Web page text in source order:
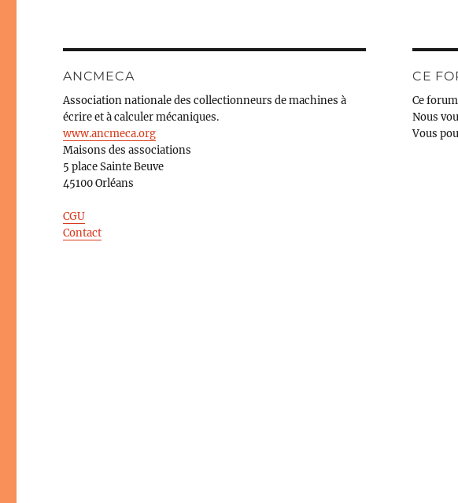
ANCMECA
Association nationale des collectionneurs de machines à
écrire et à calculer mécaniques.
www.ancmeca.org
Maisons des associations
5 place Sainte Beuve
45100 Orléans
CGU
Contact
CE
Ce
Nous
Vous